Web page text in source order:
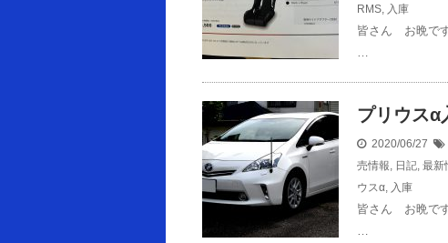
RMS
入庫
皆さん お晩で
プリウスα
2020/06/27
売情報
日記 最新
ウスα
入庫
皆さん お晩で